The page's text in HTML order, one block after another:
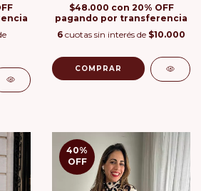
$48.000 con 20% OFF
pagando por transferencia
6 cuotas sin interés de $10.000
COMPRAR
40%
OFF